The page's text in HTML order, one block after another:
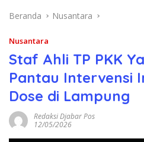
Beranda Nusantara
Nusantara
Staf Ahli TP PKK
Pantau Intervensi
Dose di Lampung
Redaksi Djabar Pos
12/05/2026